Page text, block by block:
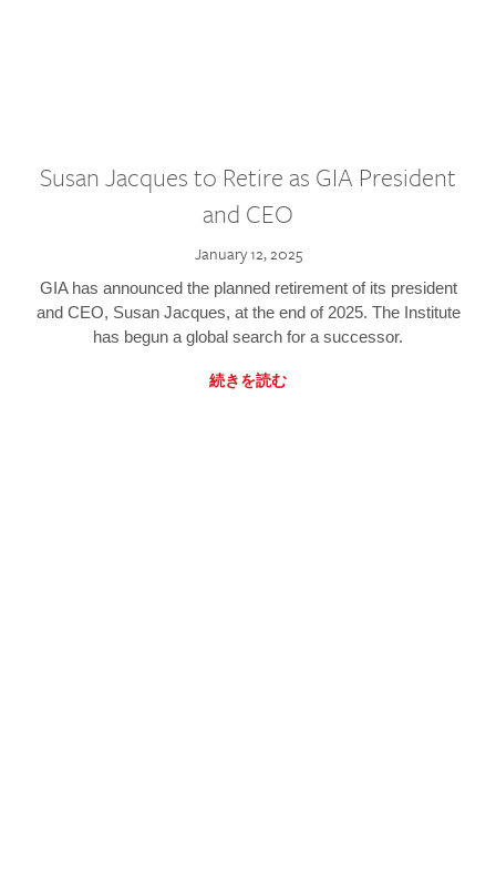
Susan Jacques to Retire as GIA President
and CEO
January 12, 2025
GIA has announced the planned retirement of its president
and CEO, Susan Jacques, at the end of 2025. The Institute
has begun a global search for a successor.
続きを読む